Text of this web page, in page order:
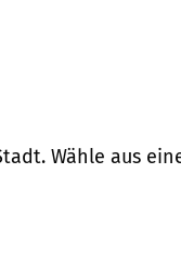
Wähle aus